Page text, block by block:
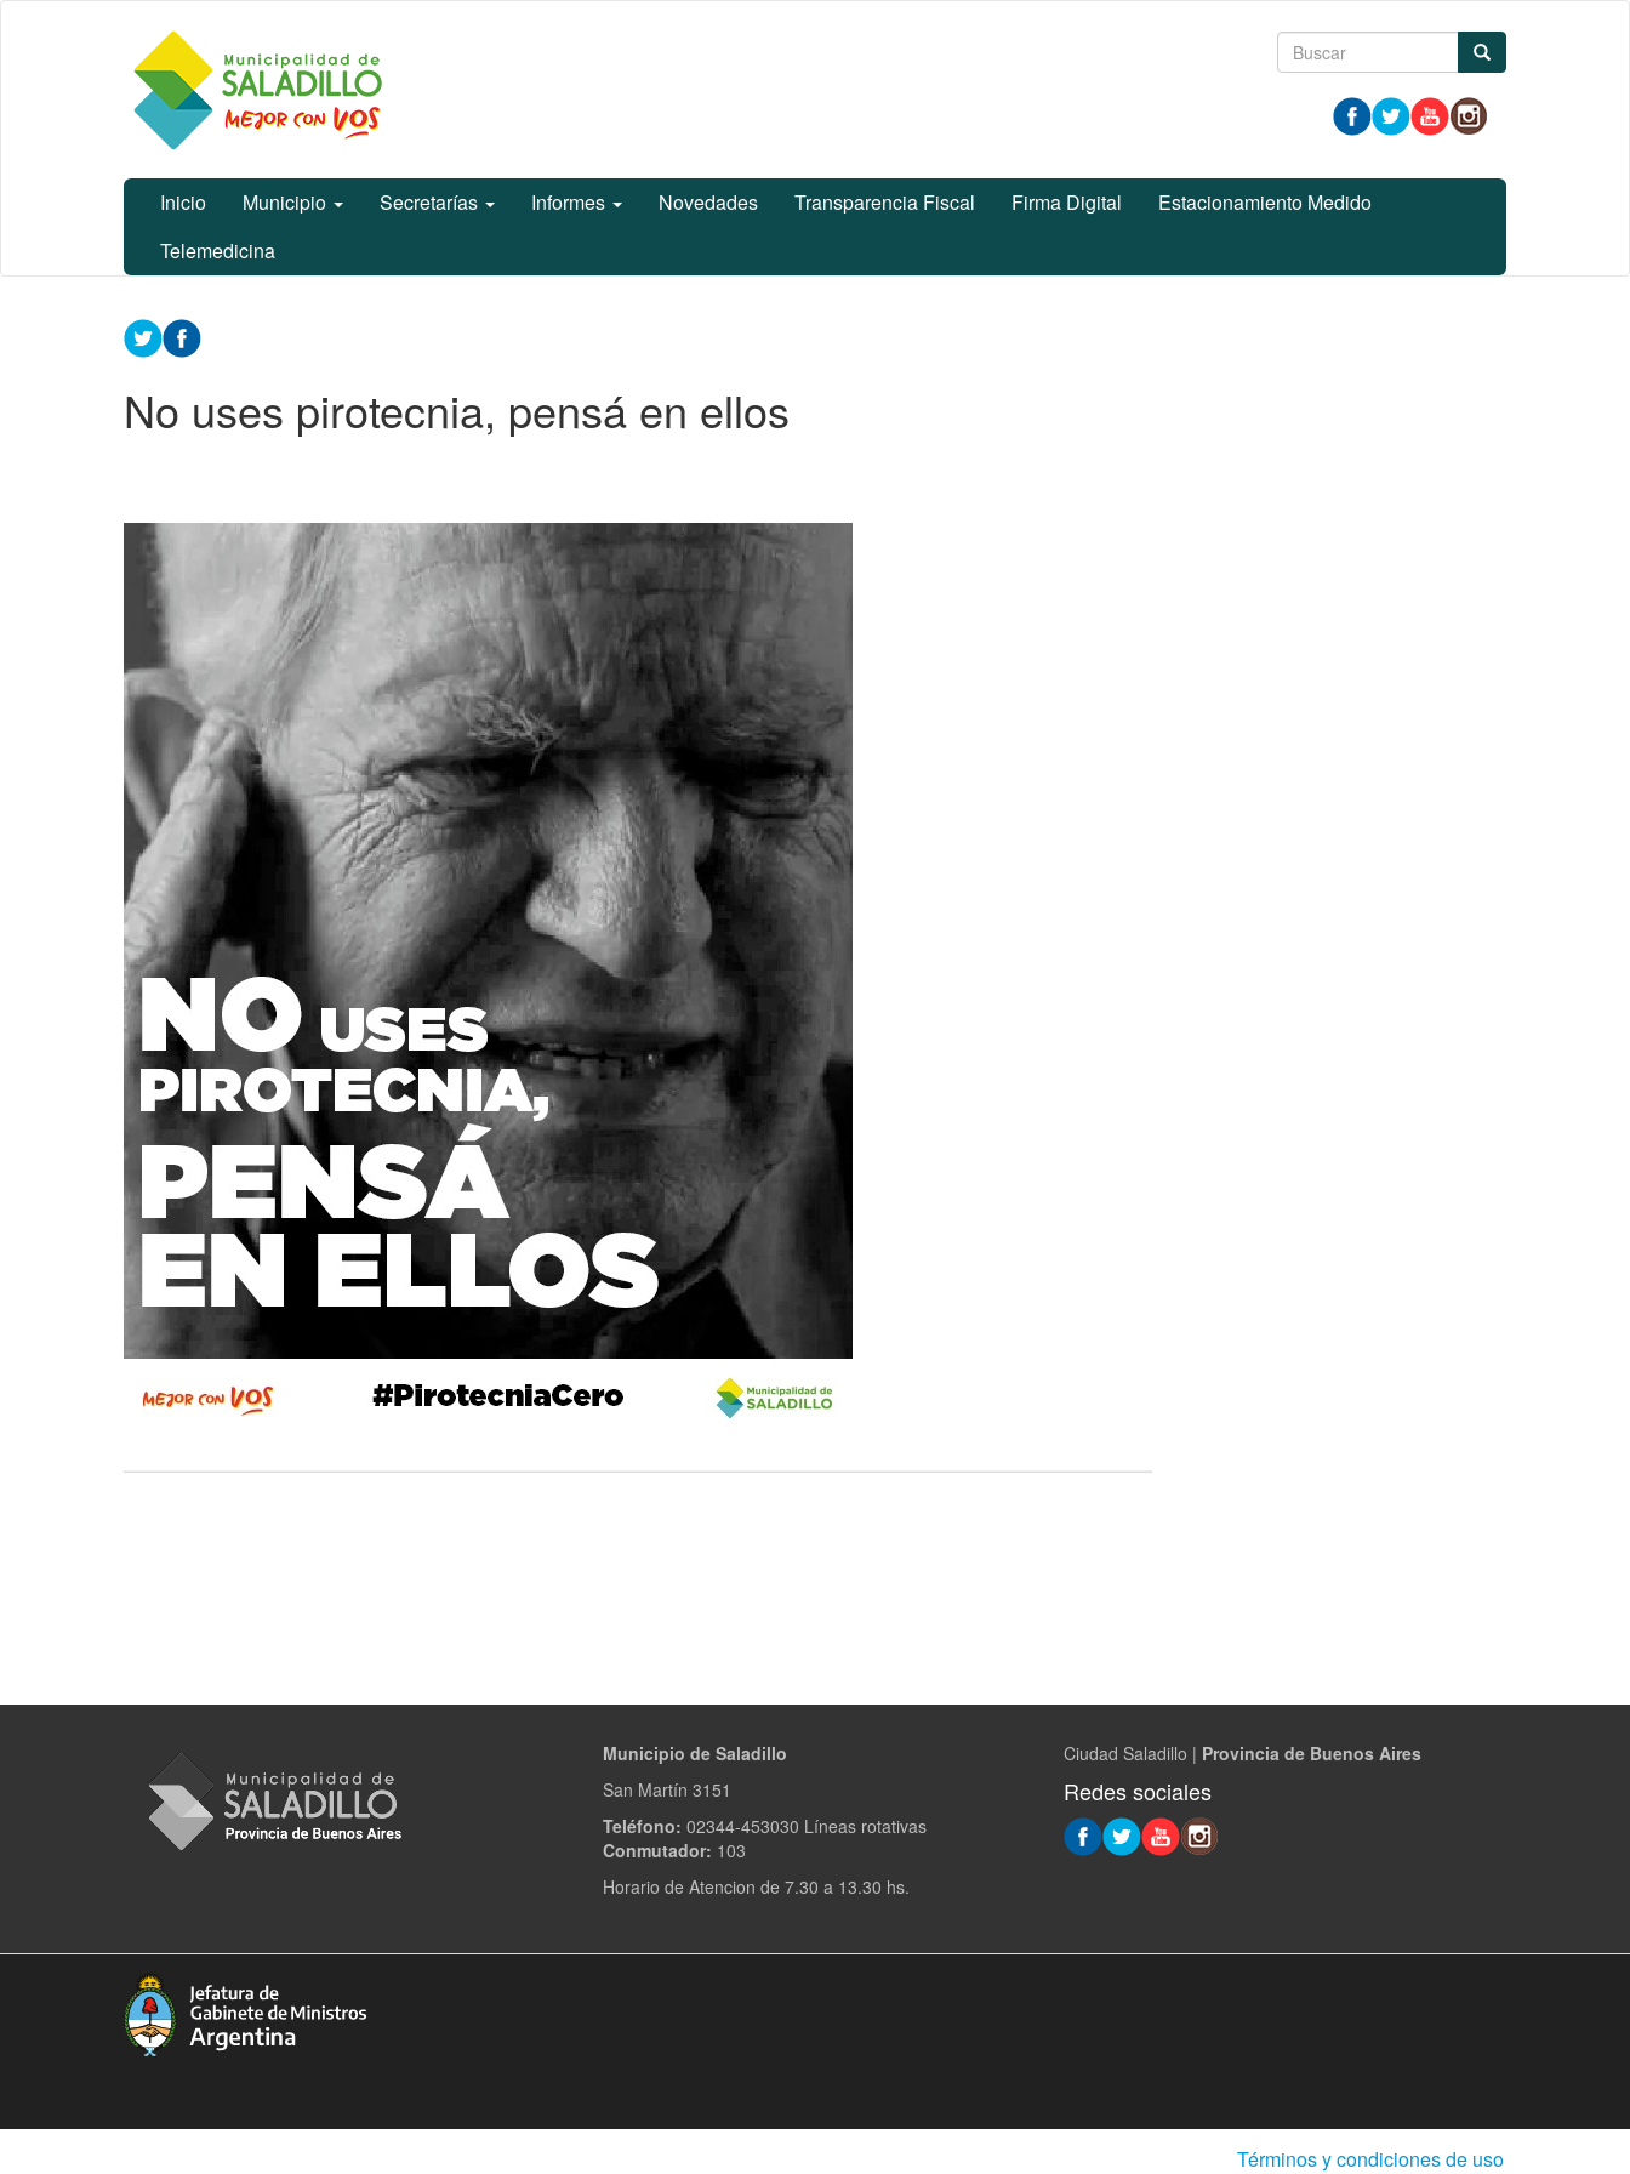
Municipalidad
de Saladillo
Formulario
búsqueda
Inicio Municipio Secretarías Informes Novedades Transparencia Fiscal Firma Digital
Estacionamiento Medido
Telemedicina
Contenido
principal
No uses pirotecnia, pensá en ellos
Municipio de Saladillo
San Martín 3151
Teléfono: 02344-453030 Líneas rotativas
Conmutador: 103
Horario de Atencion de 7.30 a 13.30 hs.
Ciudad Saladillo | Provincia de Buenos Aires
Redes sociales
Términos y condiciones de uso(Abre